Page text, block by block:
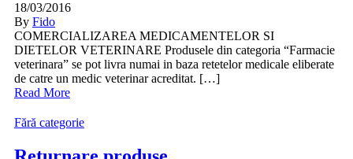
18/03/2016
By Fido
COMERCIALIZAREA MEDICAMENTELOR SI
DIETELOR VETERINARE Produsele din categoria “Farmacie
veterinara” se pot livra numai in baza retetelor medicale eliberate
de catre un medic veterinar acreditat. […]
Read More
Fără categorie